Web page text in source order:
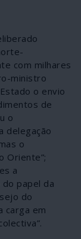
com milhares
ministro
o envio
de
o
delegação
o
Oriente”;
a
papel da
do
carga em